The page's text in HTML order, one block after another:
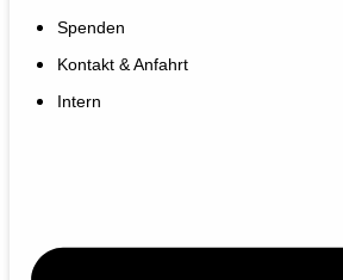
Spenden
Kontakt & Anfahrt
Intern